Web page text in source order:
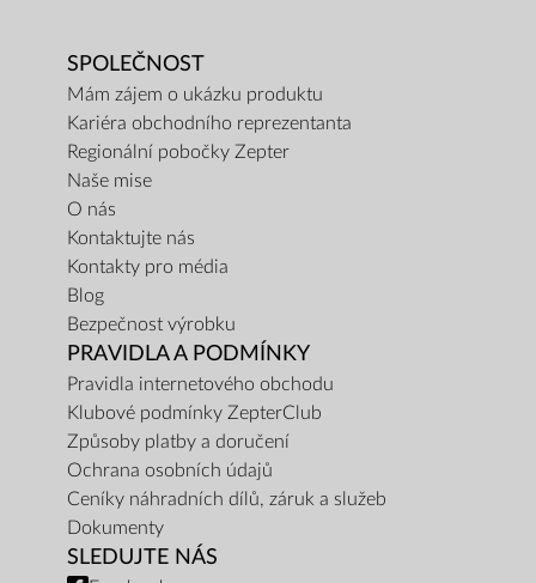
SPOLEČNOST
Mám zájem o ukázku produktu
Kariéra obchodního reprezentanta
Regionální pobočky Zepter
Naše mise
O nás
Kontaktujte nás
Kontakty pro média
Blog
Bezpečnost výrobku
PRAVIDLA A PODMÍNKY
Pravidla internetového obchodu
Klubové podmínky ZepterClub
Způsoby platby a doručení
Ochrana osobních údajů
Ceníky náhradních dílů, záruk a služeb
Dokumenty
SLEDUJTE NÁS